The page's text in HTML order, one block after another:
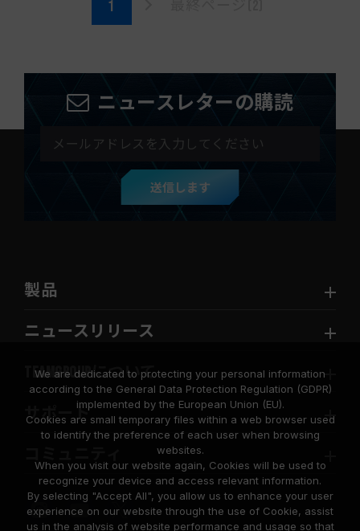
ニュースレターの購読
送信します
製品
ニュースリリース
TEAMGROUPについて
サポート
We are dedicated to protecting your personal information
according to the General Data Protection Regulation (GDPR)
implemented by the European Union (EU).
Cookies are small temporary files within a web browser used
to identify the preference of each user when browsing
websites.
When you visit our website again, Cookies will be used to
recognize your device and access relevant information.
By selecting "Accept All", you allow us to enhance your user
experience on our website through the use of Cookie, assist
us in the analysis of website performance and usage so that